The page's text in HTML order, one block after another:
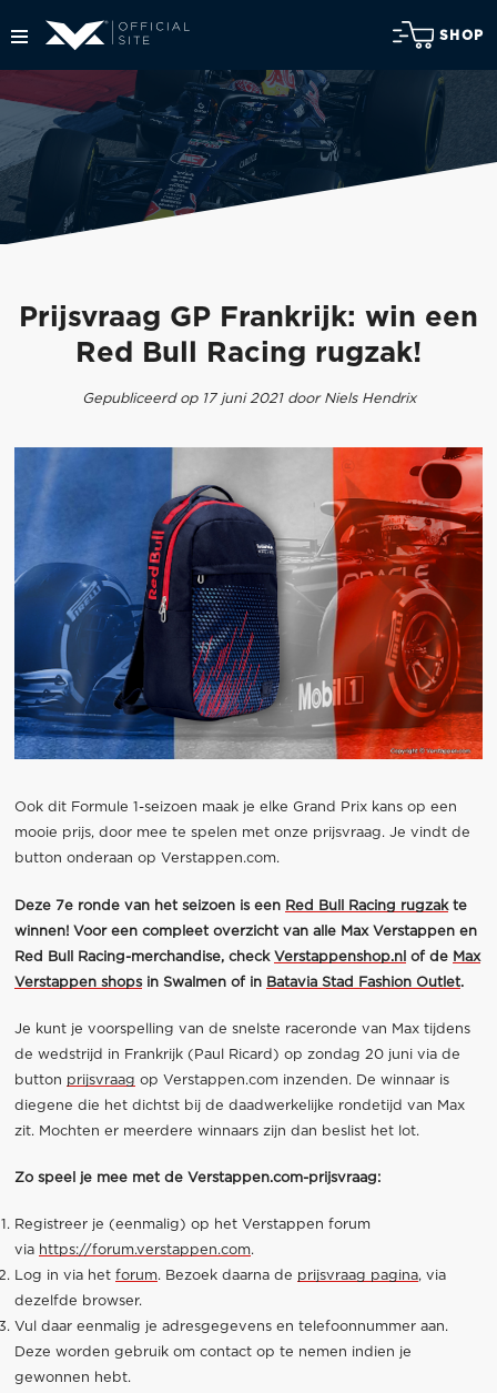
SHOP
Prijsvraag GP Frankrijk: win een
Red Bull Racing rugzak!
Gepubliceerd op 17 juni 2021 door Niels Hendrix
Ook dit Formule 1-seizoen maak je elke Grand Prix kans op een
mooie prijs, door mee te spelen met onze prijsvraag. Je vindt de
button onderaan op Verstappen.com.
Deze 7e ronde van het seizoen is een Red Bull Racing rugzakte
winnen! Voor een compleet overzicht van alle Max Verstappen en
Red Bull Racing-merchandise, check Verstappenshop.nl of de Max
Verstappen shopsin Swalmen of in Batavia Stad Fashion Outlet.
Je kunt je voorspelling van de snelste raceronde van Max tijdens
de wedstrijd in Frankrijk (Paul Ricard) op zondag 20 juni via de
button prijsvraag op Verstappen.com inzenden. De winnaar is
diegene die het dichtst bij de daadwerkelijke rondetijd van Max
zit. Mochten er meerdere winnaars zijn dan beslist het lot.
Zo speel je mee met de Verstappen.com-prijsvraag:
Registreer je (eenmalig) op het Verstappen forum
via https://forum.verstappen.com.
Log in via het forum. Bezoek daarna de prijsvraag pagina, via
dezelfde browser.
Vul daar eenmalig je adresgegevens en telefoonnummer aan.
Deze worden gebruik om contact op te nemen indien je
gewonnen hebt.